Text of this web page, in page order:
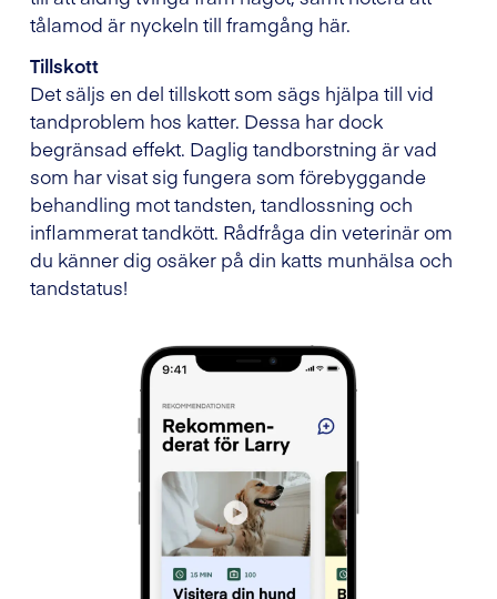
tålamod är nyckeln till framgång här.
Tillskott
Det säljs en del tillskott som sägs hjälpa till vid
tandproblem hos katter. Dessa har dock
begränsad effekt. Daglig tandborstning är vad
som har visat sig fungera som förebyggande
behandling mot tandsten, tandlossning och
inflammerat tandkött. Rådfråga din veterinär om
du känner dig osäker på din katts munhälsa och
tandstatus!